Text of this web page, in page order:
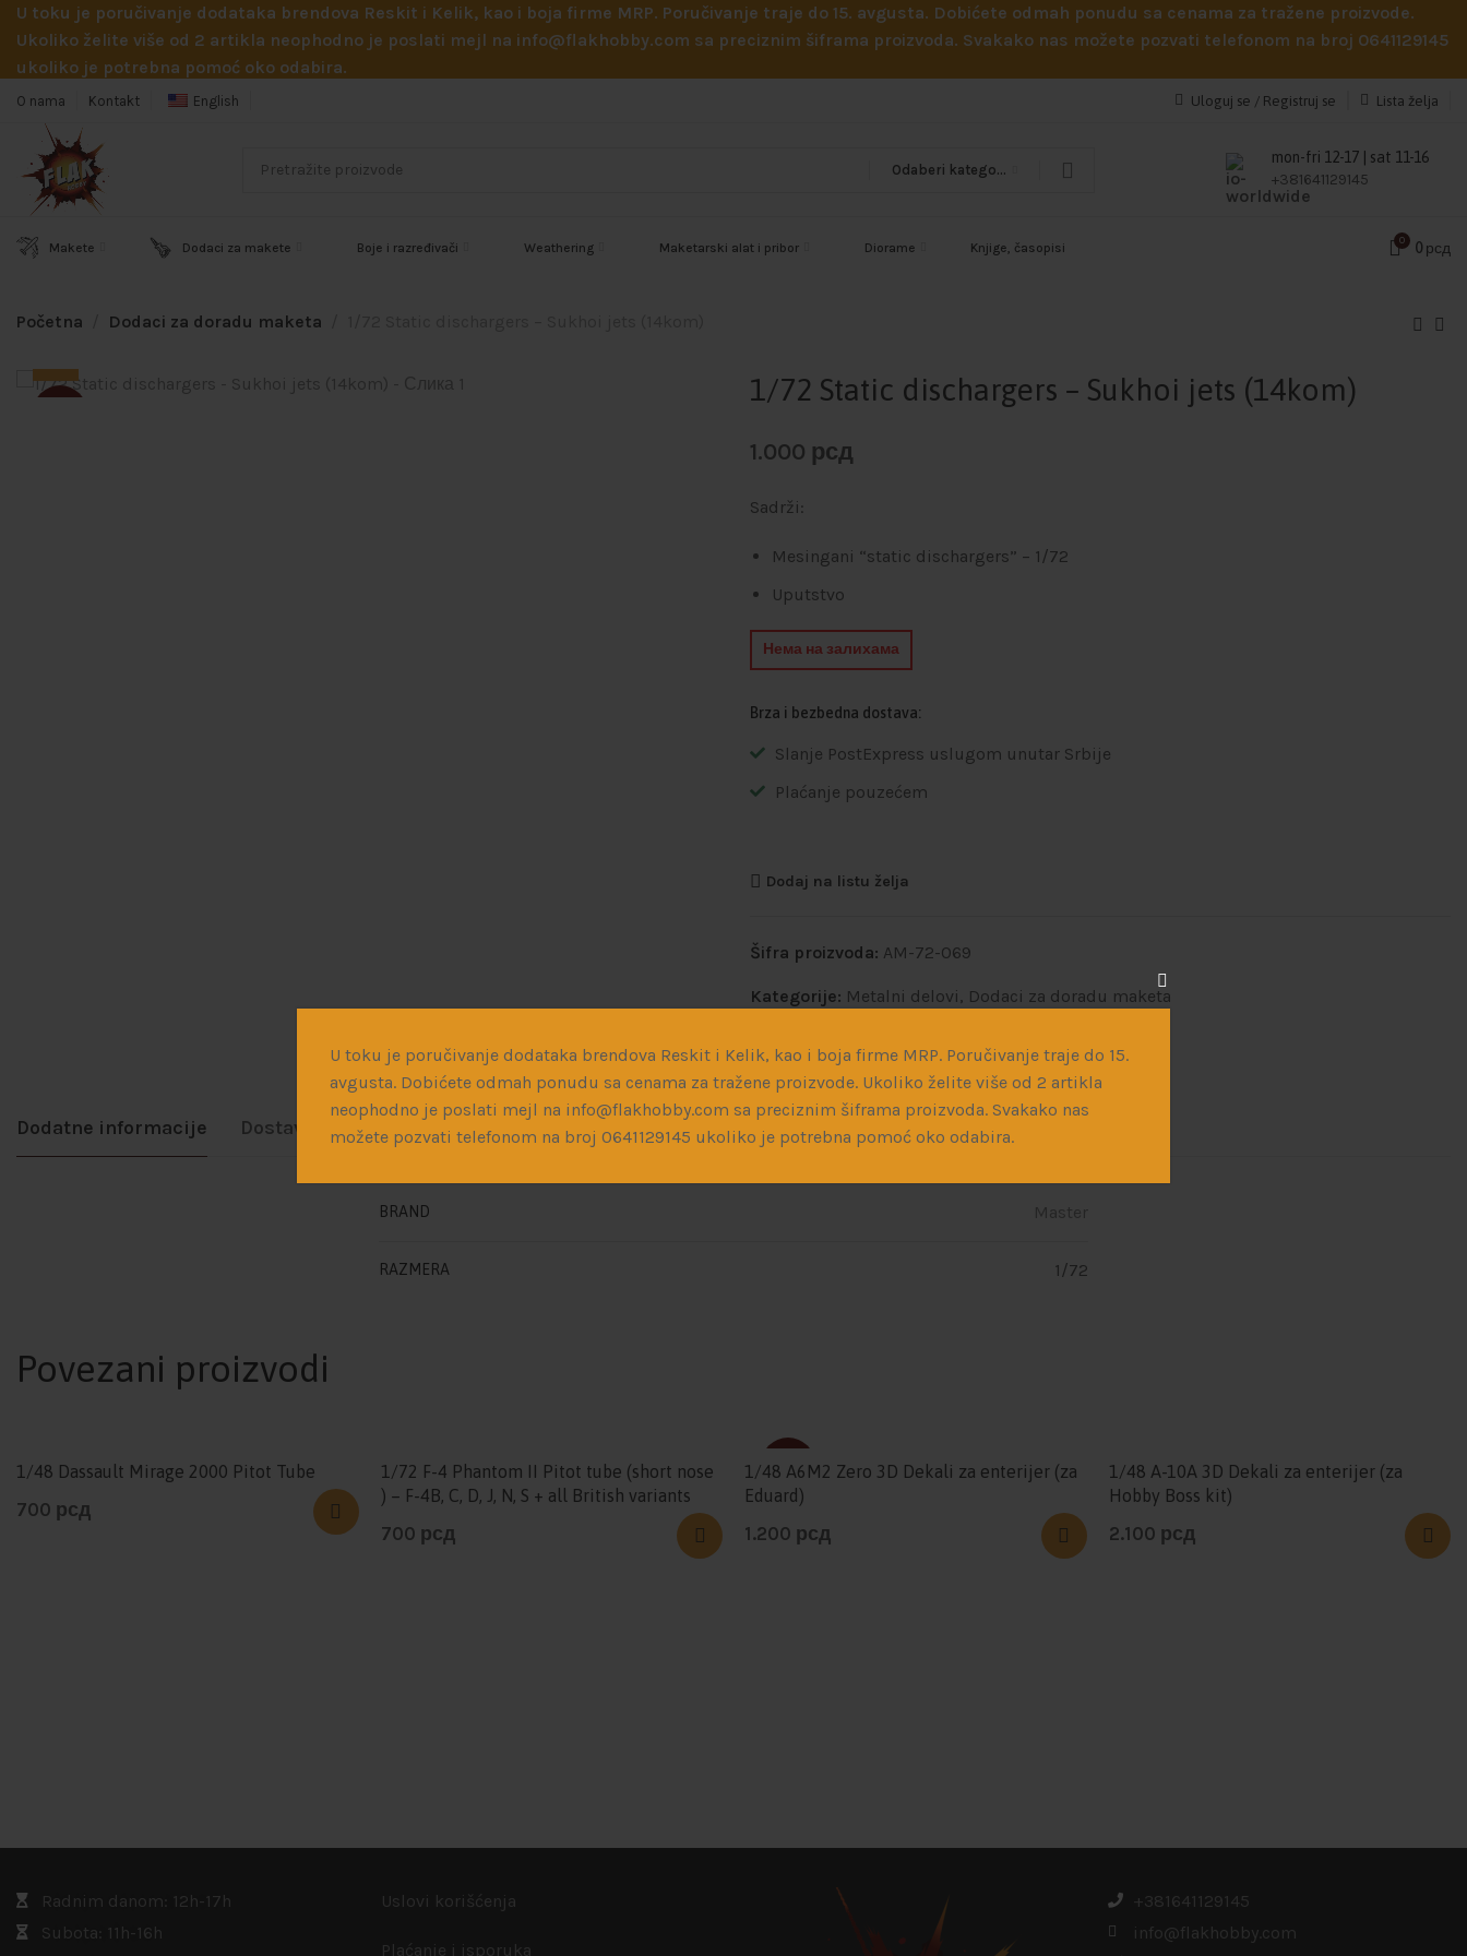
U toku je poručivanje dodataka brendova Reskit i Kelik, kao i boja firme MRP. Poručivanje traje do 15.
avgusta. Dobićete odmah ponudu sa cenama za tražene proizvode. Ukoliko želite više od 2 artikla
neophodno je poslati mejl na info@flakhobby.com sa preciznim šiframa proizvoda. Svakako nas
možete pozvati telefonom na broj 0641129145 ukoliko je potrebna pomoć oko odabira.
U toku je poručivanje dodataka brendova Reskit i Kelik, kao i boja firme MRP. Poručivanje traje do 15. avgusta. Dobićete odmah ponudu sa cenama za tražene proizvode.
Ukoliko želite više od 2 artikla neophodno je poslati mejl na info@flakhobby.com sa preciznim šiframa proizvoda. Svakako nas možete pozvati telefonom na broj 0641129145
ukoliko je potrebna pomoć oko odabira.
O nama Kontakt English Uloguj se / Registruj se Lista želja
Odaberi kategoriju
mon-fri 12-17 | sat 11-16
+381641129145
Makete Dodaci za makete Boje i razređivači Weathering Maketarski alat i pribor Diorame Knjige, časopisi 0 0 рсд
Početna Dodaci za doradu maketa
1/72 Static dischargers – Sukhoi jets (14kom)
1.000 рсд
Sadrži:
Mesingani “static dischargers” – 1/72
Uputstvo
Нема на залихама
Brza i bezbedna dostava:
Slanje PostExpress uslugom unutar Srbije
Plaćanje pouzećem
Dodaj na listu želja
Šifra proizvoda: AM-72-069
Kategorije: Metalni delovi, Dodaci za doradu maketa
Dodatne informacije Dostava
BRAND
RAZMERA 1/72
Povezani proizvodi
1/48 Dassault Mirage 2000 Pitot Tube
700 рсд
1/72 F-4 Phantom II Pitot tube (short nose
) – F-4B, C, D, J, N, S + all British variants
700 рсд
SOLD
1/48 A6M2 Zero 3D Dekali za enterijer (za
Eduard)
1.200 рсд
1/48 A-10A 3D Dekali za enterijer (za
Hobby Boss kit)
2.100 рсд
Radnim danom: 12h-17h
Subota: 11h-16h
Uslovi korišćenja
Plaćanje i isporuka
+381641129145
info@flakhobby.com